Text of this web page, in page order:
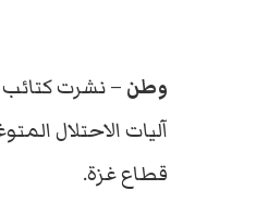
وطن – نشرت
آليات الاحتلال
قطاع غزة.